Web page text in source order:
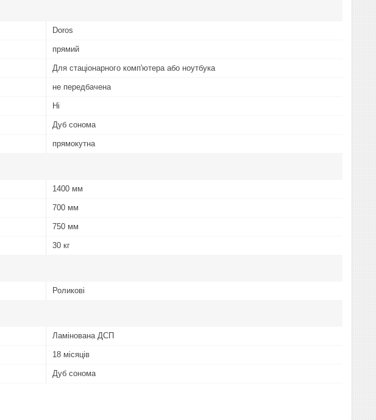
Doros
прямий
Для стаціонарного комп'ютера або ноутбука
не передбачена
Ні
Дуб сонома
прямокутна
1400 мм
700 мм
750 мм
30 кг
Роликові
Ламінована ДСП
18 місяців
Дуб сонома